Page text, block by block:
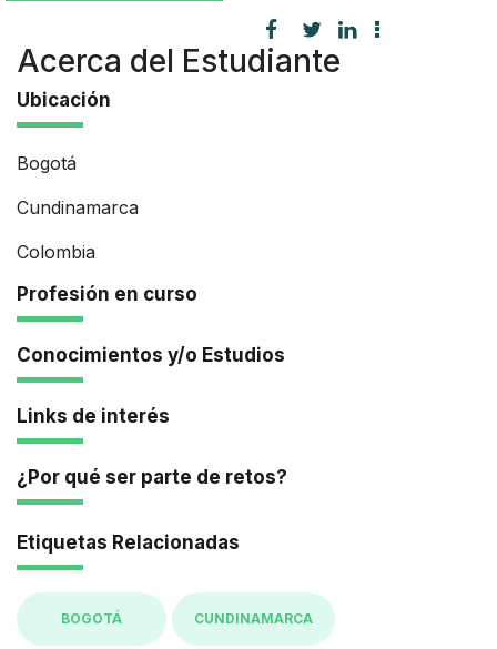
Acerca del Estudiante
Ubicación
Bogotá
Cundinamarca
Colombia
Profesión en curso
Conocimientos y/o Estudios
Links de interés
¿Por qué ser parte de retos?
Etiquetas Relacionadas
BOGOTÁ CUNDINAMARCA